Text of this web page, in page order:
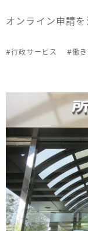
オンライン申請
#行政サービス #働